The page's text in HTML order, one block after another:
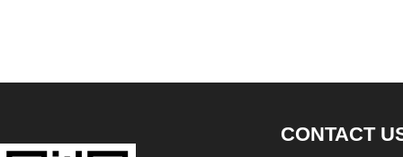
CONTACT